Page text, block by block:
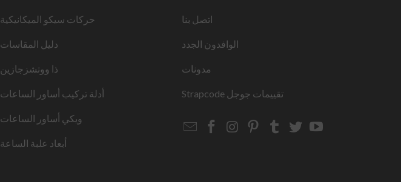
حركات سيكو الميكانيكية
دليل المقاسات
ذا ووتشزجازين
أدلة تركيب أساور الساعات
ويكي أساور الساعات
أبعاد علبة الساعة
اتصل بنا
الوافدون الجدد
مدونات
Strapcode تقييمات جوجل
EmailStrapcode
Strapcode
Strapcode
Strapcode
Strapcode